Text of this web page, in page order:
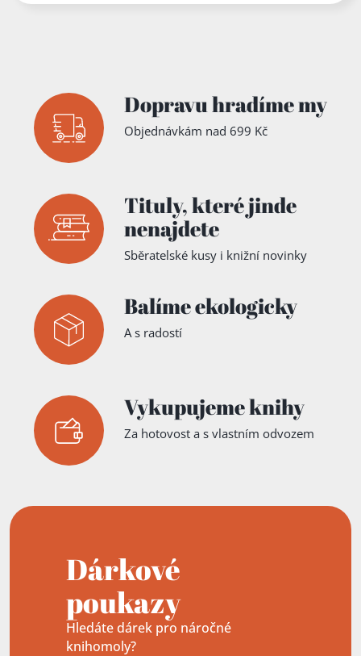
Dopravu hradíme my
Objednávkám nad 699 Kč
Tituly,které jinde
nenajdete
Sběratelské kusy i knižní novinky
Balíme ekologicky
A s radostí
Vykupujeme knihy
Za hotovost a s vlastním odvozem
Dárkové
poukazy
Hledáte dárek pro náročné
knihomoly?